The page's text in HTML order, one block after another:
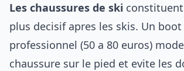
Les chaussures de ski
plus decisif apres les skis. Un
professionnel (50 a 80 euros)
chaussure sur le pied et evite les